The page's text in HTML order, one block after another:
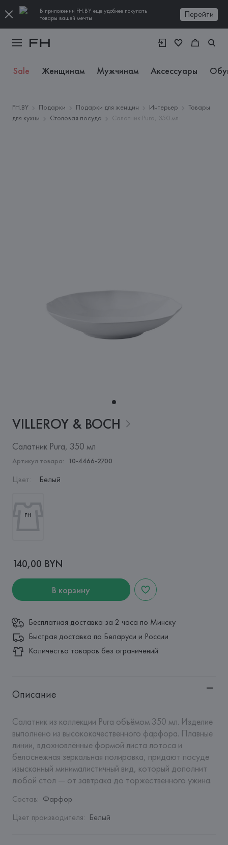
В приложении FH.BY еще удобнее покупать
товары вашей мечты
Перейти
Sale Женщинам Мужчинам Аксессуары
FH.BY Подарки Подарки для женщин Интерьер
Товары
для кухни
Столовая посуда Салатник Pura, 350 мл
VILLEROY & BOCH
Салатник Pura, 350 мл
Артикул товара: 10-4466-2700
Цвет: Белый
140,00 BYN
В корзину
Бесплатная доставка за 2 часа по Минску
Быстрая доставка по Беларуси и России
Количество товаров без ограничений
Описание
Салатник из коллекции Pura объёмом 350 мл. Изделие
выполнено из высококачественного фарфора. Плавные
линии, вдохновлённые формой листа лотоса и
белоснежная зеркальная полировка, придают посуде
изысканный минималистичный вид, который дополнит
любой стол — от завтрака до торжественного ужина.
Состав: Фарфор
Цвет производителя: Белый